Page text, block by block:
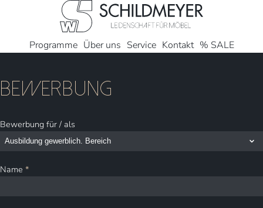
Programme Über uns Service Kontakt % SALE
Bewerbung
Bewerbung für / als
Name *
Bitte nicht ausfüllen